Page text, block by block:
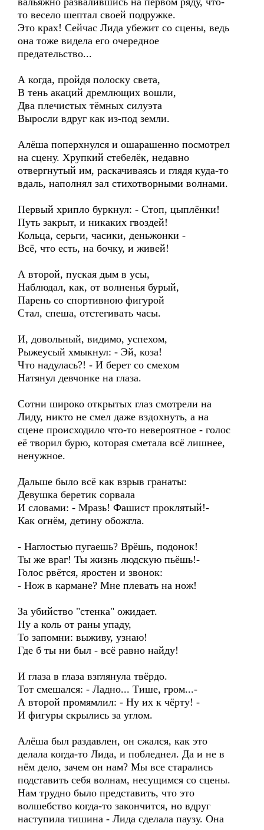
то весело шептал своей подружке.
Это крах! Сейчас Лида убежит со сцены, ведь
она тоже видела его очередное
предательство...
А когда, пройдя полоску света,
В тень акаций дремлющих вошли,
Два плечистых тёмных силуэта
Выросли вдруг как из-под земли.
Алёша поперхнулся и ошарашенно посмотрел
на сцену. Хрупкий стебелёк, недавно
отвергнутый им, раскачиваясь и глядя куда-то
вдаль, наполнял зал стихотворными волнами.
Первый хрипло буркнул: - Стоп, цыплёнки!
Путь закрыт, и никаких гвоздей!
Кольца, серьги, часики, деньжонки -
Всё, что есть, на бочку, и живей!
А второй, пуская дым в усы,
Наблюдал, как, от волненья бурый,
Парень со спортивною фигурой
Стал, спеша, отстегивать часы.
И, довольный, видимо, успехом,
Рыжеусый хмыкнул: - Эй, коза!
Что надулась?! - И берет со смехом
Натянул девчонке на глаза.
Сотни широко открытых глаз смотрели на
Лиду, никто не смел даже вздохнуть, а на
сцене происходило что-то невероятное - голос
её творил бурю, которая сметала всё лишнее,
ненужное.
Дальше было всё как взрыв гранаты:
Девушка беретик сорвала
И словами: - Мразь! Фашист проклятый!-
Как огнём, детину обожгла.
- Наглостью пугаешь? Врёшь, подонок!
Ты же враг! Ты жизнь людскую пьёшь!-
Голос рвётся, яростен и звонок:
- Нож в кармане? Мне плевать на нож!
За убийство "стенка" ожидает.
Ну а коль от раны упаду,
То запомни: выживу, узнаю!
Где б ты ни был - всё равно найду!
И глаза в глаза взглянула твёрдо.
Тот смешался: - Ладно... Тише, гром...-
А второй промямлил: - Ну их к чёрту! -
И фигуры скрылись за углом.
Алёша был раздавлен, он сжался, как это
делала когда-то Лида, и побледнел. Да и не в
нём дело, зачем он нам? Мы все старались
подставить себя волнам, несущимся со сцены.
Нам трудно было представить, что это
волшебство когда-то закончится, но вдруг
наступила тишина - Лида сделала паузу. Она